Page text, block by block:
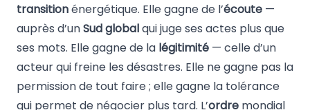
transitionénergétique. Elle gagne de l’écoute —
auprès d’unSud globalqui juge ses actes plus que
ses mots. Elle gagne de la légitimité — celle d’un
acteur qui freine les désastres. Elle ne gagne pas la
permission de tout faire ; elle gagne la tolérance
qui permet de négocier plus tard. L’ordre mondial